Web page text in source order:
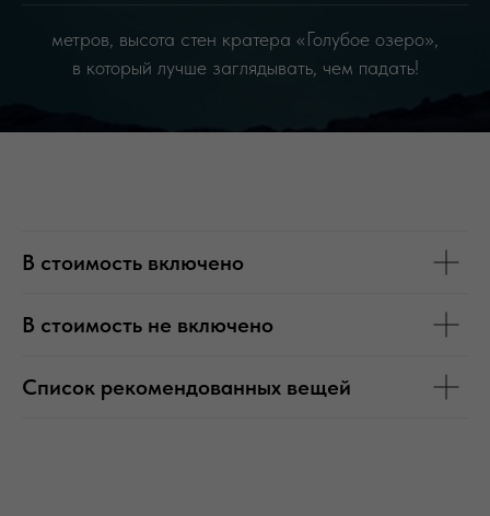
метров, высота стен кратера «Голубое озеро»,
в который лучше заглядывать, чем падать!
В стоимость включено
В стоимость не включено
Список рекомендованных вещей